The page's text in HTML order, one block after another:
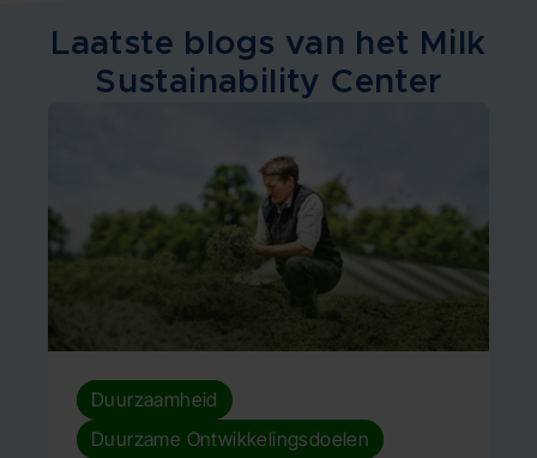
Laatste blogs van het Milk
Sustainability Center
Duurzaamheid
,
Duurzame Ontwikkelingsdoelen